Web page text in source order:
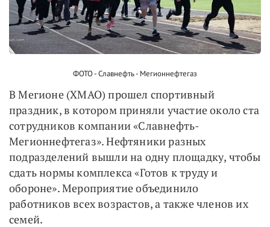
ФОТО - Славнефть - Мегионнефтегаз
В Мегионе (ХМАО) прошел спортивный
праздник, в котором приняли участие около ста
сотрудников компании «Славнефть-
Мегионнефтегаз». Нефтяники разных
подразделений вышли на одну площадку, чтобы
сдать нормы комплекса «Готов к труду и
обороне». Мероприятие объединило
работников всех возрастов, а также членов их
семей.